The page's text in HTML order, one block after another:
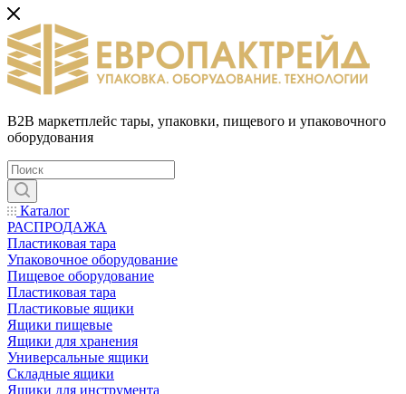
B2B маркетплейс тары, упаковки, пищевого и упаковочного
оборудования
Каталог
РАСПРОДАЖА
Пластиковая тара
Упаковочное оборудование
Пищевое оборудование
Пластиковая тара
Пластиковые ящики
Ящики пищевые
Ящики для хранения
Универсальные ящики
Складные ящики
Ящики для инструмента